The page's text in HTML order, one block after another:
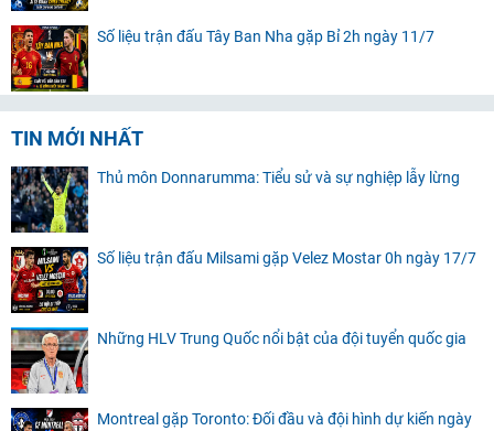
Số liệu trận đấu Tây Ban Nha gặp Bỉ 2h ngày 11/7
TIN MỚI NHẤT
Thủ môn Donnarumma: Tiểu sử và sự nghiệp lẫy lừng
Số liệu trận đấu Milsami gặp Velez Mostar 0h ngày 17/7
Những HLV Trung Quốc nổi bật của đội tuyển quốc gia
Montreal gặp Toronto: Đối đầu và đội hình dự kiến ngày